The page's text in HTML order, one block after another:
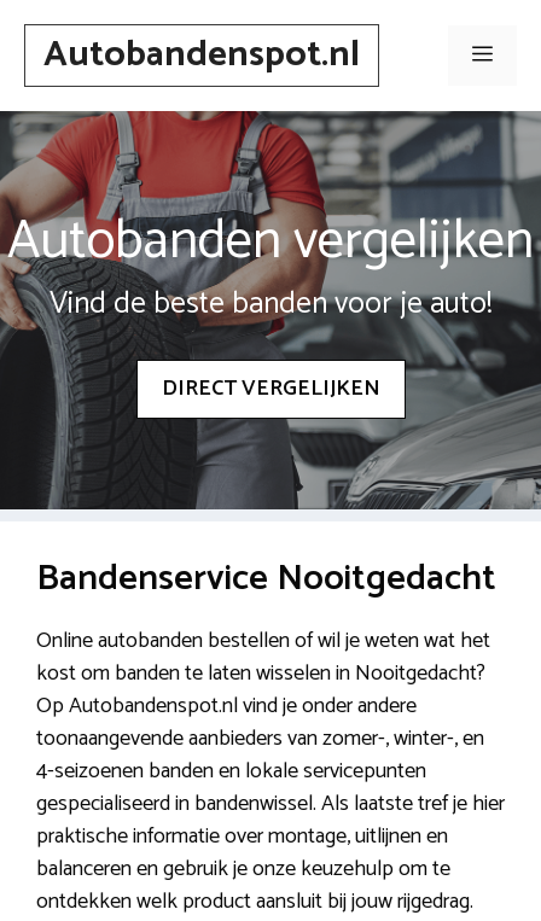
Spring
inhoudAutobandenspot.nl Menu
Autobanden vergelijken
Vind de beste banden voor je auto!
DIRECT VERGELIJKEN
Bandenservice Nooitgedacht
Online autobanden bestellen of wil je weten wat het
kost om banden te laten wisselen in Nooitgedacht?
Op Autobandenspot.nl vind je onder andere
toonaangevende aanbieders van zomer-, winter-, en
4-seizoenen banden en lokale servicepunten
gespecialiseerd in bandenwissel. Als laatste tref je hier
praktische informatie over montage, uitlijnen en
balanceren en gebruik je onze keuzehulp om te
ontdekken welk product aansluit bij jouw rijgedrag.